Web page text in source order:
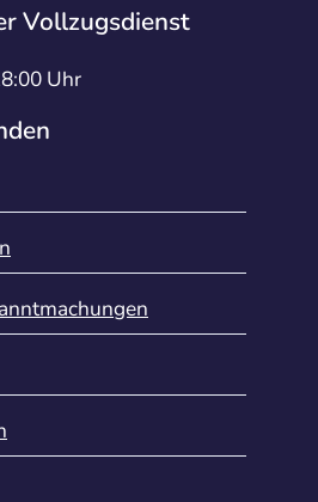
Vollzugsdienst
Uhr